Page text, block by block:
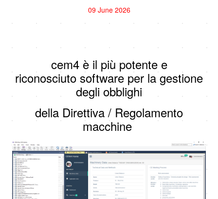
09 June 2026
cem4 è il più potente e
riconosciuto software per la gestione
degli obblighi
della Direttiva / Regolamento
macchine